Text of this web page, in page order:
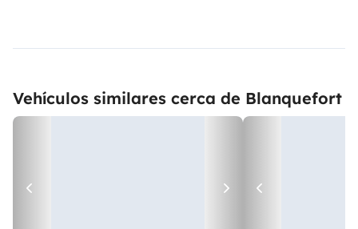
Vehículos similares cerca de Blanquefort